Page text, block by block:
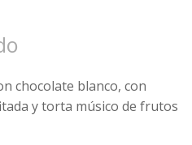
chocolate blanco, con
y torta músico de frutos